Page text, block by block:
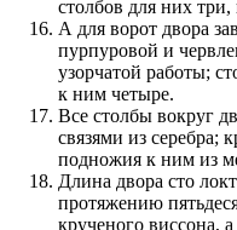
столбов для них
А для ворот двора
пурпуровой и
узорчатой работы;
к ним четыре.
Все столбы вокруг
связями из серебра;
подножия к ним из
Длина двора сто
протяжению
крученого виссона,